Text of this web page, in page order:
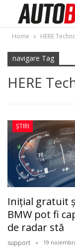
Home HERE
navigare Tag
HERE
ȘTIRI
Iniţial gratuit
BMW pot fi
de radar stă
support 19